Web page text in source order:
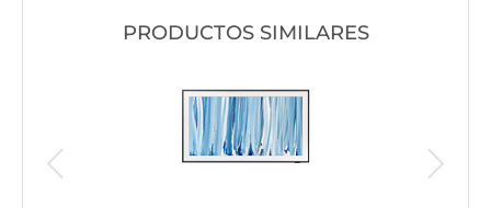
PRODUCTOS SIMILARES